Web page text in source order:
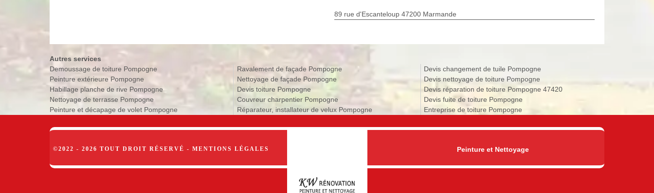
89 rue d'Escanteloup 47200 Marmande
Autres services
Demoussage de toiture Pompogne
Peinture extérieure Pompogne
Habillage planche de rive Pompogne
Nettoyage de terrasse Pompogne
Peinture et décapage de volet Pompogne
Ravalement de façade Pompogne
Nettoyage de façade Pompogne
Devis toiture Pompogne
Couvreur charpentier Pompogne
Réparateur, installateur de velux Pompogne
Devis changement de tuile Pompogne
Devis nettoyage de toiture Pompogne
Devis réparation de toiture Pompogne 47420
Devis fuite de toiture Pompogne
Entreprise de toiture Pompogne
©2022 - 2026 TOUT DROIT RÉSERVÉ - MENTIONS LÉGALES Peinture et Nettoyage